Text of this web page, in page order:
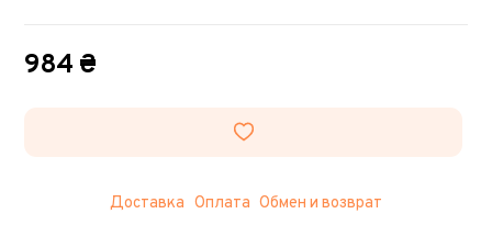
984 ₴
Доставка Оплата Обмен и возврат